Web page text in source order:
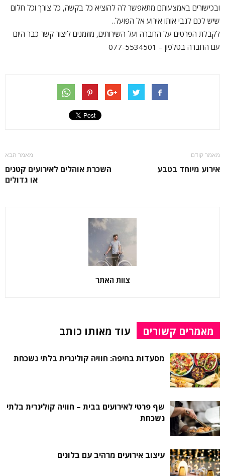
ובכישורים באמצעותם מתאפשר לה להוציא כל בקשה, כל צורך וכל חלום
שיש לכם לגבי אותו אירוע אל הפועל..
לקבלת הפרטים על החברה ועל השירותים, מוזמנים ליצור קשר כבר היום
עם החברה בטלפון – 077-5534501
מאמר קודם
אירוע מיוחד בטבע
מאמר הבא
השכרת אוהלים לאירועים קטנים
או גדולים
צוות האתר
מאמרים קשורים עוד מאותו כותב
מסעדות בחיפה: חוויה קולינרית בלתי נשכחת
שף פרטי לאירועים בבית – חוויה קולינרית בלתי
נשכחת
עיצוב אירועים מרהיב עם בלונים